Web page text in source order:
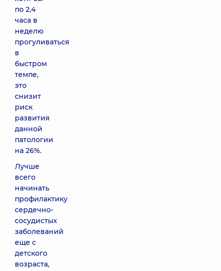
по 2,4
часа в
неделю
прогуливаться
в
быстром
темпе,
это
снизит
риск
развития
данной
патологии
на 26%.
Лучше
всего
начинать
профилактику
сердечно-
сосудистых
заболеваний
еще с
детского
возраста,